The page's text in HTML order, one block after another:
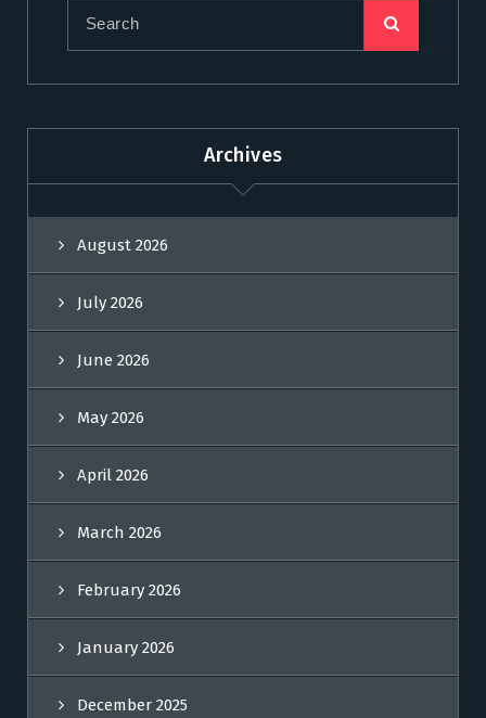
Archives
August 2026
July 2026
June 2026
May 2026
April 2026
March 2026
February 2026
January 2026
December 2025